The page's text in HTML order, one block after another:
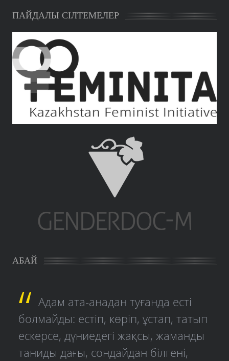
ПАЙДАЛЫ СІЛТЕМЕЛЕР
АБАЙ
Адам ата-анадан туғанда есті
болмайды: естіп, көріп, ұстап, татып
ескерсе, дүниедегі жақсы, жаманды
таниды дағы, сондайдан білгені,